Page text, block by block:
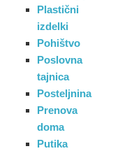
Plastični
izdelki
Pohištvo
Poslovna
tajnica
Posteljnina
Prenova
doma
Putika